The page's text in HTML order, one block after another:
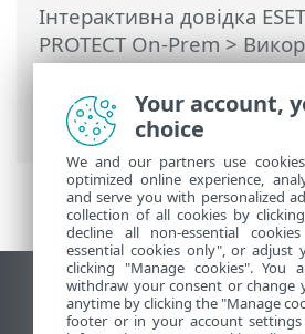
Інтерактивна довідка ESET
PROTECT On-Prem>
PROTECT On-Prem>ESET
Prem Головне меню>
Права доступу> Набори
Переглянути повну версію
End of Life
Your account,
choice
We and our partners use
optimized online experience,
and serve you with personalized
collection of all cookies by
decline all non-essential
essential cookies only", or adjust
clicking "Manage cookies".
withdraw your consent or change
anytime by clicking the "Manage
footer or in your account settings